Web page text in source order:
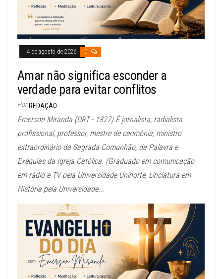
4 de agosto de 2026 0
Amar não significa esconder a
verdade para evitar conflitos
Por REDAÇÃO
Emerson Miranda (DRT - 1327) É jornalista, radialista
profissional, professor, mestre de cerimônia, ministro
extraordinário da Sagrada Comunhão, da Palavra e
Exéquias da Igreja Católica. (Graduado em comunicação
em rádio e TV pela Universidade Uninorte, Linciatura em
História pela Universidade...